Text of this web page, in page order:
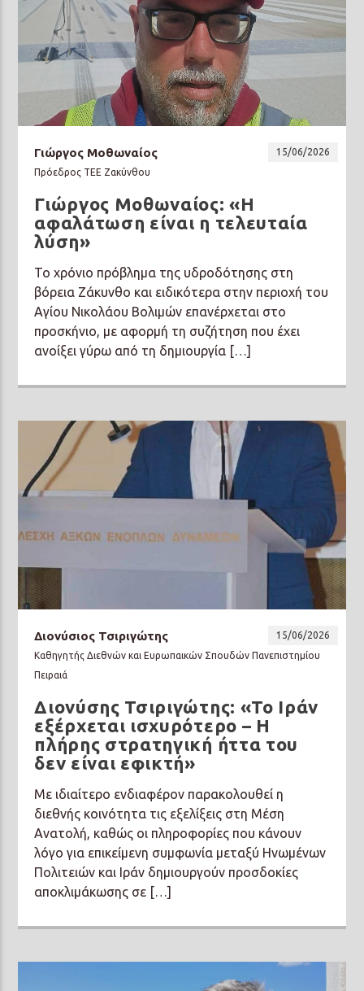
Γιώργος Μοθωναίος
15/06/2026
Πρόεδρος ΤΕΕ Ζακύνθου
Γιώργος Μοθωναίος: «Η
αφαλάτωση είναι η τελευταία
λύση»
Το χρόνιο πρόβλημα της υδροδότησης στη
βόρεια Ζάκυνθο και ειδικότερα στην περιοχή του
Αγίου Νικολάου Βολιμών επανέρχεται στο
προσκήνιο, με αφορμή τη συζήτηση που έχει
ανοίξει γύρω από τη δημιουργία […]
Διονύσιος Τσιριγώτης
15/06/2026
Καθηγητής Διεθνών και Ευρωπαικών Σπουδών Πανεπιστημίου
Πειραιά
Διονύσης Τσιριγώτης: «Το Ιράν
εξέρχεται ισχυρότερο – Η
πλήρης στρατηγική ήττα του
δεν είναι εφικτή»
Με ιδιαίτερο ενδιαφέρον παρακολουθεί η
διεθνής κοινότητα τις εξελίξεις στη Μέση
Ανατολή, καθώς οι πληροφορίες που κάνουν
λόγο για επικείμενη συμφωνία μεταξύ Ηνωμένων
Πολιτειών και Ιράν δημιουργούν προσδοκίες
αποκλιμάκωσης σε […]